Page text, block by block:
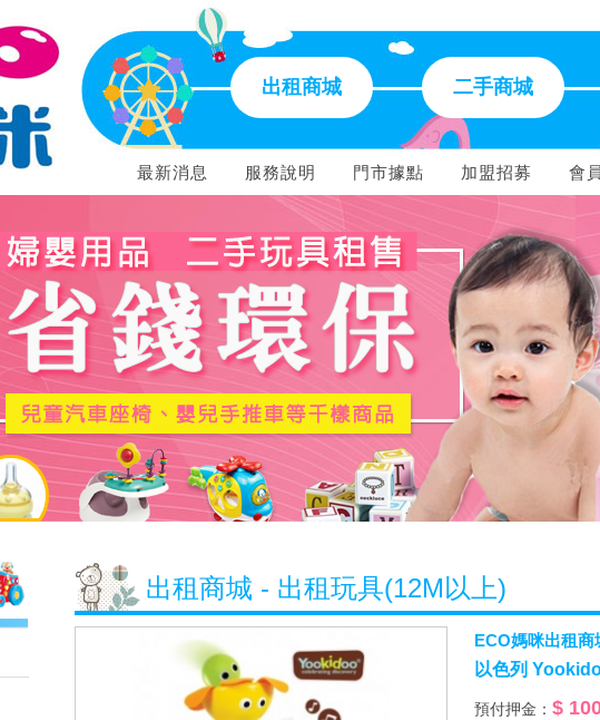
出租商城 二手商城
最新消息 服務說明 門市據點 加盟招募 會
出租商城 - 出租玩具(12M以上)
ECO媽咪出租商
以色列
預付押金： $